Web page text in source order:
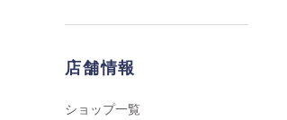
店舗情報
ショップ一覧